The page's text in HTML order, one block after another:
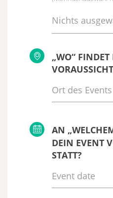
Nichts
„WO“
AN
DEIN EVENT
STATT?